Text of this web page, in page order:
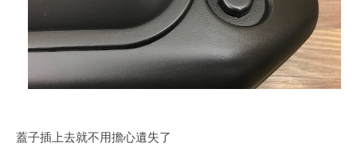
蓋子插上去就不用擔心遺失了